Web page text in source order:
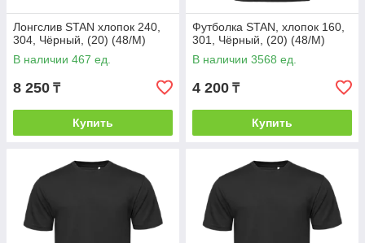
Лонгслив STAN хлопок 240,
304, Чёрный, (20) (48/M)
В наличии 467 ед.
8 250 ₸
Купить
Футболка STAN, хлопок 160,
301, Чёрный, (20) (48/M)
В наличии 3568 ед.
4 200 ₸
Купить